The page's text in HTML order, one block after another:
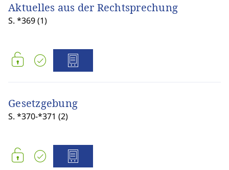
Aktuelles aus der Rechtsprechung
S. *369 (1)
Gesetzgebung
S. *370-*371 (2)